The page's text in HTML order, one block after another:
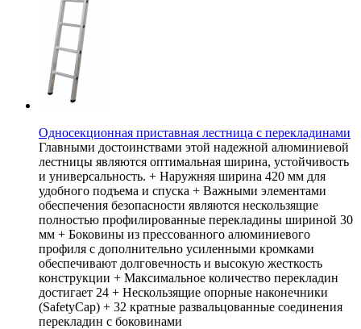
Односекционная приставная лестница с перекладинами
Главными достоинствами этой надежной алюминиевой
лестницы являются оптимальная ширина, устойчивость
и универсальность. + Наружняя ширина 420 мм для
удобного подъема и спуска + Важными элементами
обеспечения безопасности являются нескользящие
полностью профилированные перекладины шириной 30
мм + Боковины из прессованного алюминиевого
профиля с дополнительно усиленными кромками
обеспечивают долговечность и высокую жесткость
конструкции + Максимальное количество перекладин
достигает 24 + Нескользящие опорные наконечники
(SafetyCap) + 32 кратные развальцованные соединения
перекладин с боковинами